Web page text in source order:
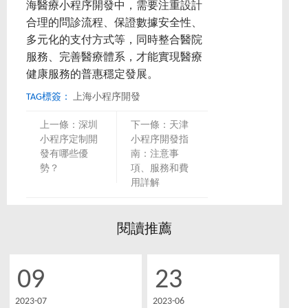
海醫療小程序開發中，需要注重設計
合理的問診流程、保證數據安全性、
多元化的支付方式等，同時整合醫院
服務、完善醫療體系，才能實現醫療
健康服務的普惠穩定發展。
TAG標簽： 上海小程序開發
上一條：深圳
小程序定制開
發有哪些優
勢？
下一條： 天津
小程序開發指
南：注意事
項、服務和費
用詳解
閱讀推薦
09
2023-07
23
2023-06